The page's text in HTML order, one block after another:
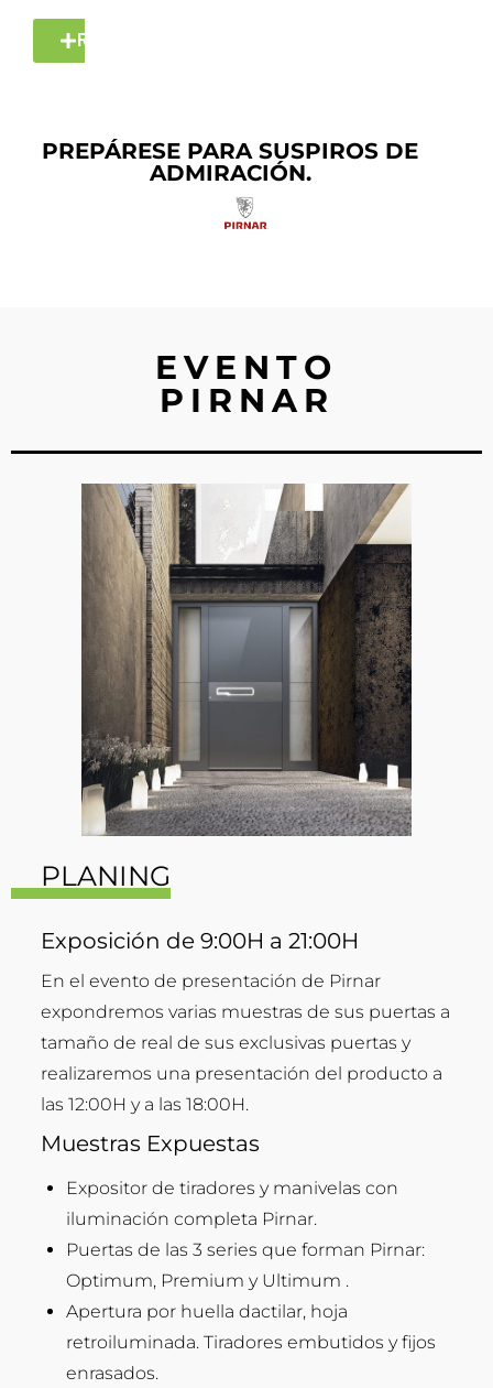
RESERVA TU CITA
PREPÁRESE PARA SUSPIROS DE
ADMIRACIÓN.
EVENTO
PIRNAR
PLANING
Exposición de 9:00H a 21:00H
En el evento de presentación de Pirnar
expondremos varias muestras de sus puertas a
tamaño de real de sus exclusivas puertas y
realizaremos una presentación del producto a
las 12:00H y a las 18:00H.
Muestras Expuestas
Expositor de tiradores y manivelas con
iluminación completa Pirnar.
Puertas de las 3 series que forman Pirnar:
Optimum, Premium y Ultimum .
Apertura por huella dactilar, hoja
retroiluminada. Tiradores embutidos y fijos
enrasados.